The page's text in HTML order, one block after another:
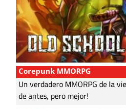
Corepunk MMORPG
Un verdadero MMORPG de la
de antes, pero mejor!